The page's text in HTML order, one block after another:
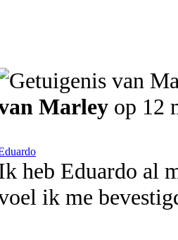
Marley op 12
heb Eduardo al
ik me